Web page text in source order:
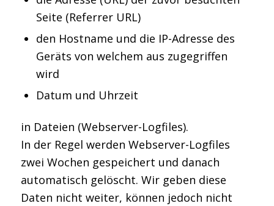
Seite (Referrer URL)
den Hostname und die IP-Adresse des
Geräts von welchem aus zugegriffen
wird
Datum und Uhrzeit
in Dateien (Webserver-Logfiles).
In der Regel werden Webserver-Logfiles
zwei Wochen gespeichert und danach
automatisch gelöscht. Wir geben diese
Daten nicht weiter, können jedoch nicht